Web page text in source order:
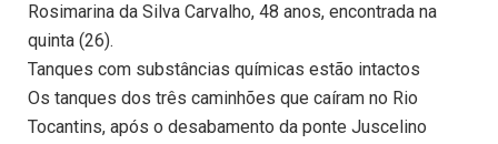
Rosimarina da Silva Carvalho, 48 anos, encontrada na
quinta (26).
Tanques com substâncias químicas estão intactos
Os tanques dos três caminhões que caíram no Rio
Tocantins, após o desabamento da ponte Juscelino